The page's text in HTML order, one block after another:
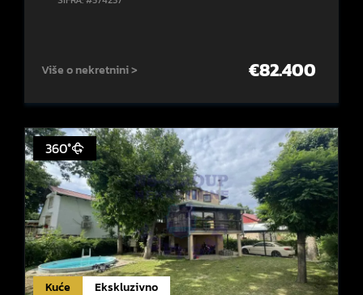
Više o nekretnini > €82.400
Kuće Ekskluzivno
360°